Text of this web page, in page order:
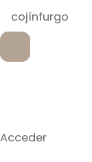
Acceder